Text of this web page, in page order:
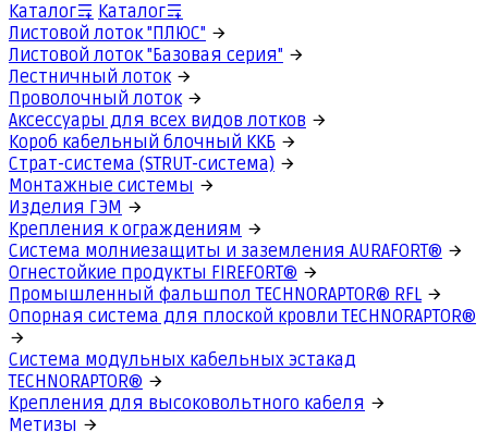
Каталог
Каталог
Листовой лоток "ПЛЮС"
Листовой лоток "Базовая серия"
Лестничный лоток
Проволочный лоток
Аксессуары для всех видов лотков
Короб кабельный блочный ККБ
Страт-система (STRUT-система)
Монтажные системы
Изделия ГЭМ
Крепления к ограждениям
Система молниезащиты и заземления AURAFORT®
Огнестойкие продукты FIREFORT®
Промышленный фальшпол TECHNORAPTOR® RFL
Опорная система для плоской кровли TECHNORAPTOR®
Система модульных кабельных эстакад
TECHNORAPTOR®
Крепления для высоковольтного кабеля
Метизы